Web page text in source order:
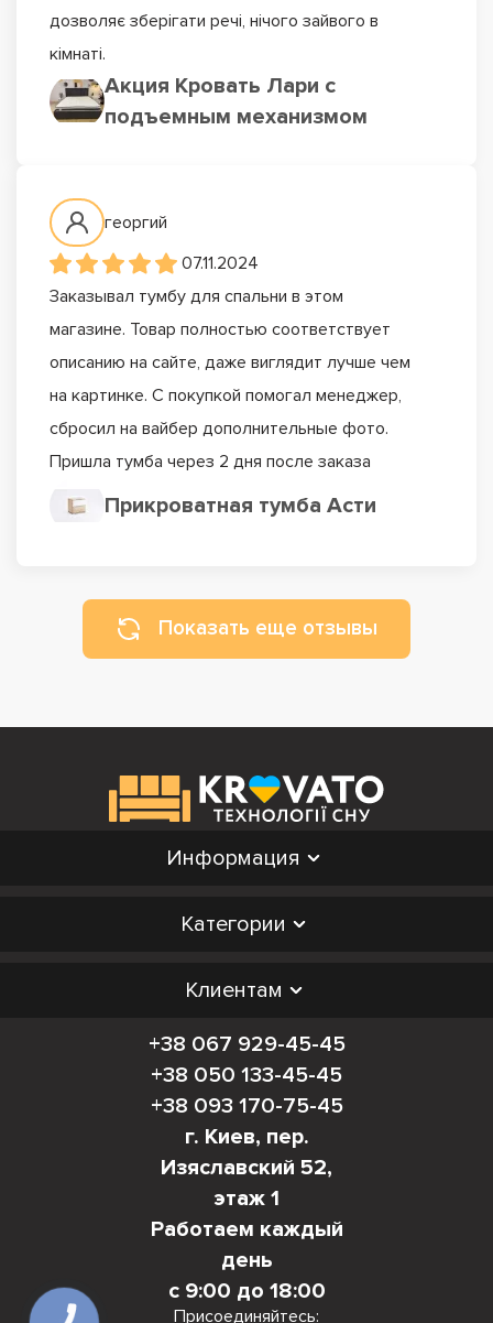
дозволяє зберігати речі, нічого зайвого в
кімнаті.
Акция Кровать Лари с
подъемным механизмом
георгий
07.11.2024
Заказывал тумбу для спальни в этом
магазине. Товар полностью соответствует
описанию на сайте, даже виглядит лучше чем
на картинке. С покупкой помогал менеджер,
сбросил на вайбер дополнительные фото.
Пришла тумба через 2 дня после заказа
Прикроватная тумба Асти
Показать еще отзывы
Информация
Категории
Клиентам
+38 067 929-45-45
+38 050 133-45-45
+38 093 170-75-45
г. Киев, пер.
Изяславский 52,
этаж 1
Работаем каждый
день
с 9:00 до 18:00
Присоединяйтесь:
КНОПКА